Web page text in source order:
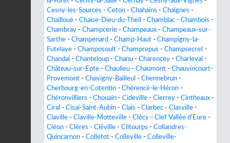
Cesny-les-Sources - Ceton - Chahains - Chaignes -
Chailloué - Chaise-Dieu-du-Theil - Chamblac - Chambois -
Chambray - Champcerie - Champeaux - Champeaux-sur-
Sarthe - Champenard - Champ-Haut - Champigny-la-
Futelaye - Champosoult - Champrepus - Champsecret -
Chandai - Chanteloup - Chanu - Charencey - Charleval -
Château-sur-Epte - Chaulieu - Chaumont - Chauvincourt-
Provemont - Chavigny-Bailleul - Chennebrun -
Cherbourg-en-Cotentin - Chérencé-le-Héron -
Chéronvilliers - Chouain - Cideville - Cierrey - Cintheaux -
Ciral - Cisai-Saint-Aubin - Clais - Clarbec - Clasville -
Claville - Claville-Motteville - Clécy - Clef Vallée d'Eure -
Cléon - Clères - Cléville - Clitourps - Collandres-
Quincarnon - Colletot - Colleville - Colleville-